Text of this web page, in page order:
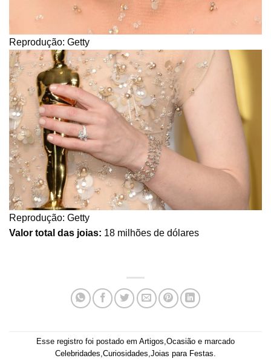
Reprodução: Getty
Reprodução: Getty
Valor total das joias: 18 milhões de dólares
Esse registro foi postado em Artigos,Ocasião e marcado
Celebridades,Curiosidades,Joias para Festas.